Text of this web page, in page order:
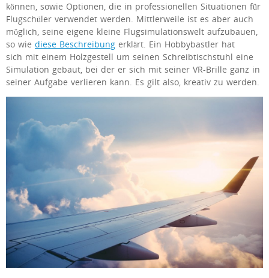
können, sowie Optionen, die in professionellen Situationen für
Flugschüler verwendet werden. Mittlerweile ist es aber auch
möglich, seine eigene kleine Flugsimulationswelt aufzubauen,
so wie diese Beschreibung erklärt. Ein Hobbybastler hat
sich mit einem Holzgestell um seinen Schreibtischstuhl eine
Simulation gebaut, bei der er sich mit seiner VR-Brille ganz in
seiner Aufgabe verlieren kann. Es gilt also, kreativ zu werden.